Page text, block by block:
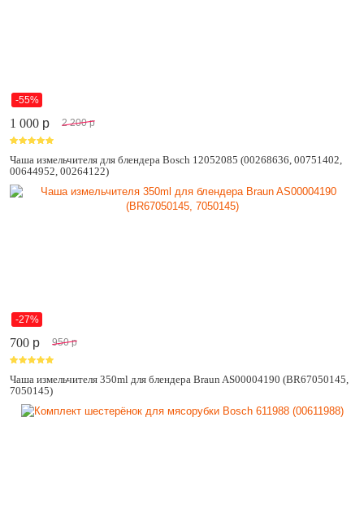
-55%
1 000 p 2 200 p
Чаша измельчителя для блендера Bosch 12052085 (00268636, 00751402,
00644952, 00264122)
-27%
700 p 950 p
Чаша измельчителя 350ml для блендера Braun AS00004190 (BR67050145,
7050145)